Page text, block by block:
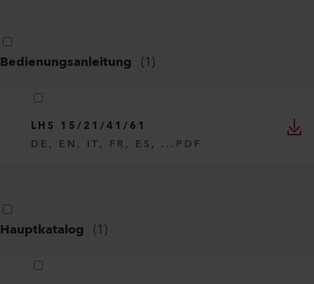
Bedienungsanleitung (1)
LHS 15/21/41/61
DE, EN, IT, FR, ES, ... PDF
Hauptkatalog (1)